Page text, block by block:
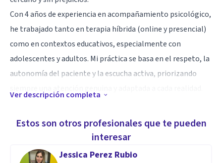
Con 4 años de experiencia en acompañamiento psicológico,
he trabajado tanto en terapia híbrida (online y presencial)
como en contextos educativos, especialmente con
adolescentes y adultos. Mi práctica se basa en el respeto, la
autonomía del paciente y la escucha activa, priorizando
es la herramienta principal para comprender y acompañar.
No busco “estudiar” a las personas, sino escucharlas desde
su historia, sin etiquetas ni diagnósticos innecesarios. Mi
Ver descripción completa
Estos son otros profesionales que te pueden
interesar
Jessica Perez Rubio